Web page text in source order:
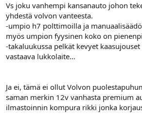
Vs joku vanhempi kansanauto johon
yhdestä volvon vanteesta.
-umpio h7 polttimoilla ja
myös umpion fyysinen koko on
-takaluukussa pelkät kevyet
vastaava lukkolaite...
Ja ei, tämä ei ollut Volvon
saman merkin 12v vanhasta premium
ilmastoinnin kompura rikki jonka